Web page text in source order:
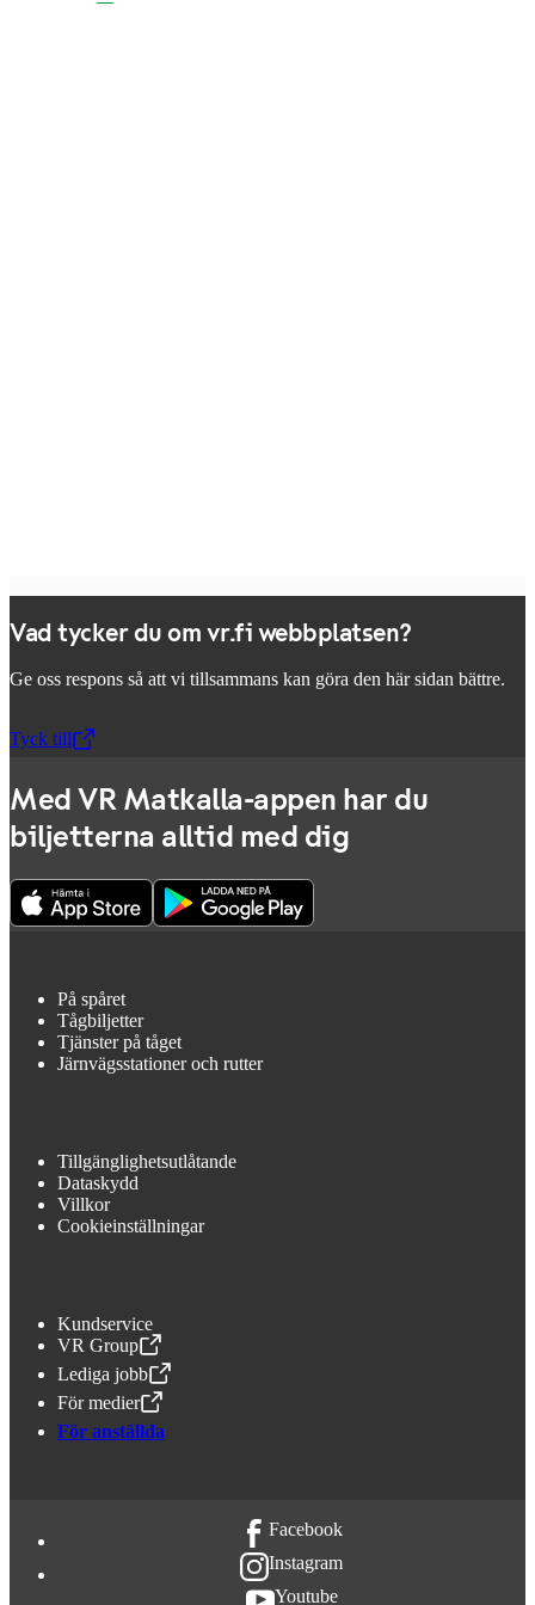
Vad tycker du om vr.fi webbplatsen?
Ge oss respons så att vi tillsammans kan göra den här sidan bättre.
Tyck till
,Öppnas i en ny flik
Med VR Matkalla-appen har du
biljetterna alltid med dig
På spåret
Tågbiljetter
Tjänster på tåget
Järnvägsstationer och rutter
Tillgänglighetsutlåtande
Dataskydd
Villkor
Cookieinställningar
Kundservice
VR Group
,Öppnas i en ny flik
Lediga jobb
,Öppnas i en ny flik
För medier
,Öppnas i en ny flik
För anställda
Facebook
Instagram
Youtube